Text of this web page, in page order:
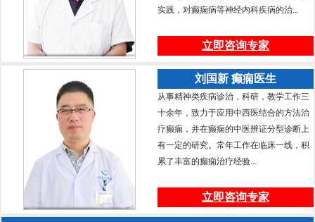
实践，对癫痫病等神经内科疾病的治...
立即咨询专家
刘国新 癫痫医生
从事精神类疾病诊治，科研，教学工作三
十余年，致力于应用中西医结合的方法治
疗癫痫，并在癫痫的中医辨证分型诊断上
有一定的研究。常年工作在临床一线，积
累了丰富的癫痫治疗经验...
立即咨询专家